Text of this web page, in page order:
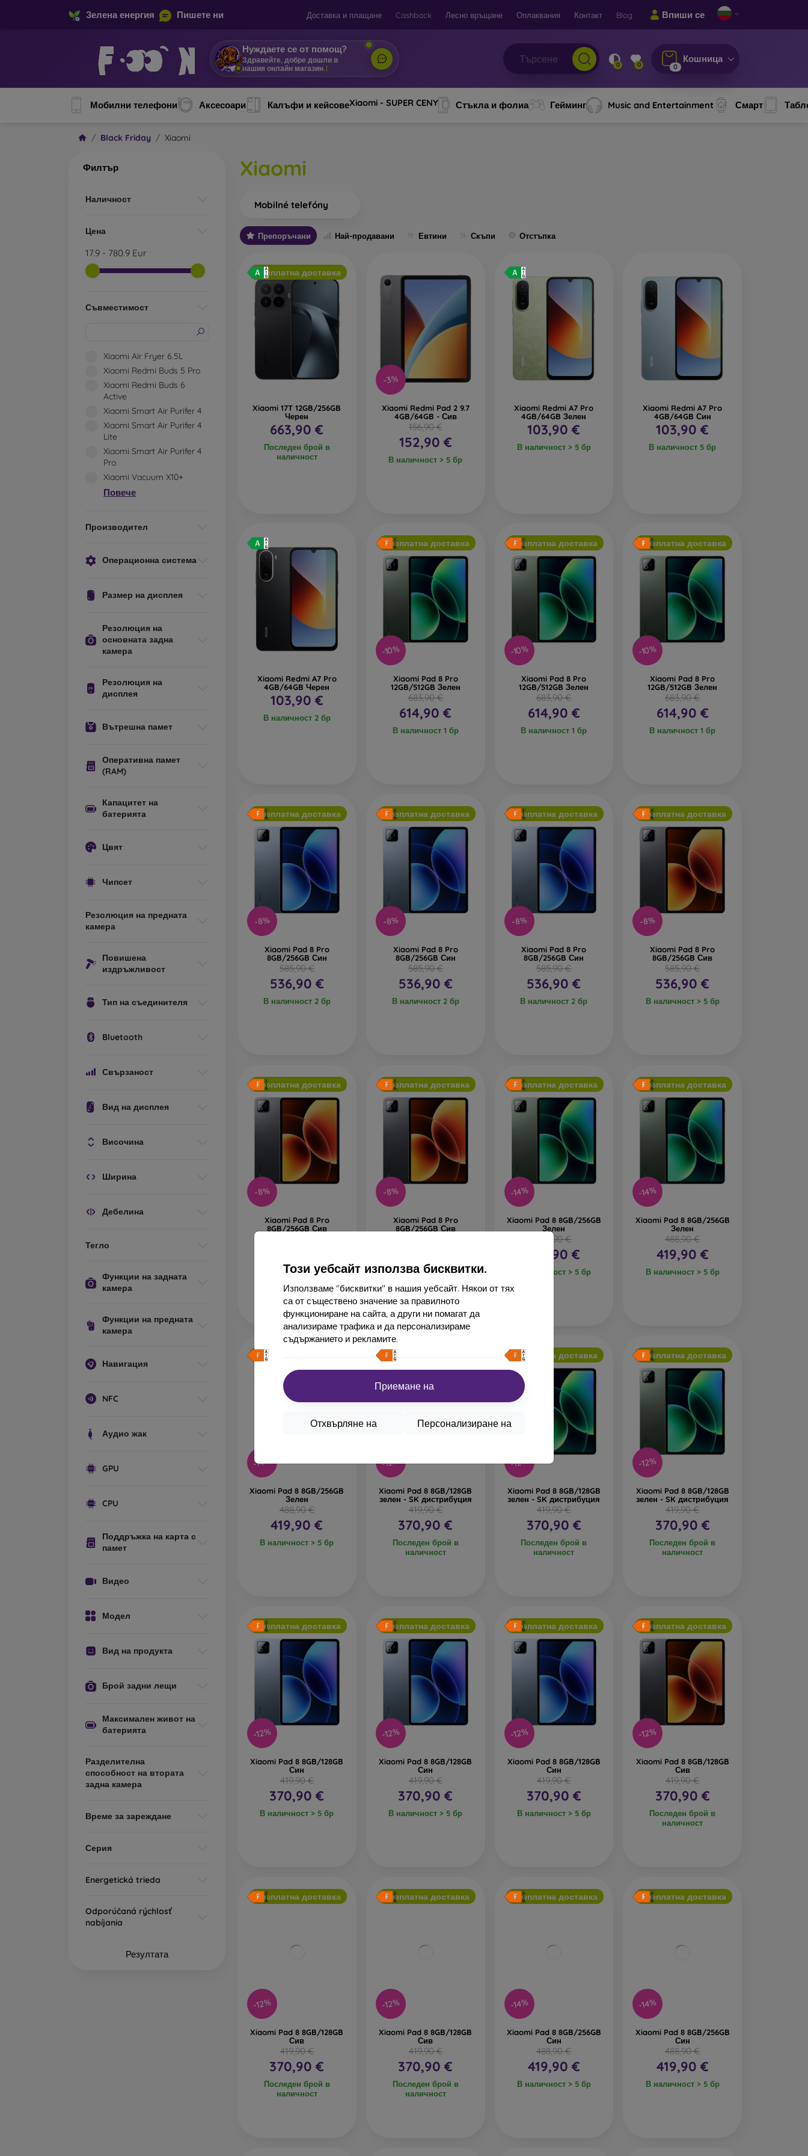
Този уебсайт използва бисквитки.
Използваме "бисквитки" в нашия уебсайт. Някои от тях
са от съществено значение за правилното
функциониране на сайта, а други ни помагат да
анализираме трафика и да персонализираме
съдържанието и рекламите.
Приемане на
Персонализиране на
Отхвърляне на
Зелена енергия Пишете ни Доставка и плащане Cashback Лесно връщане Оплаквания Контакт Blog Впиши се
Нуждаете се от помощ?
Здравейте, добре до| 0 0 0
Кошница
Мобилни телефони Аксесоари Калъфи и кейсовеXiaomi - SUPER CENY Стъкла и фолиа Гейминг Music and Entertainment Смарт
Black Friday Xiaomi
Филтър
Наличност
Цена
17.9 - 780.9 Eur
Съвместимост
Xiaomi Air Fryer 6.5L
Xiaomi Redmi Buds 5 Pro
Xiaomi Redmi Buds 6
Active
Xiaomi Smart Air Purifer 4
Xiaomi Smart Air Purifer 4
Lite
Xiaomi Smart Air Purifer 4
Pro
Xiaomi Vacuum X10+
Повече
Производител
Операционна система
Размер на дисплея
Резолюция на
основната задна
камера
Резолюция на
дисплея
Вътрешна памет
Оперативна памет
(RAM)
Капацитет на
батерията
Цвят
Чипсет
Резолюция на предната
камера
Повишена
издръжливост
Тип на съединителя
Bluetooth
Свързаност
Вид на дисплея
Височина
Ширина
Дебелина
Тегло
Функции на задната
камера
Функции на предната
камера
Навигация
NFC
Аудио жак
GPU
CPU
Поддръжка на карта с
памет
Видео
Модел
Вид на продукта
Брой задни лещи
Максимален живот на
батерията
Разделителна
способност на втората
задна камера
Време за зареждане
Серия
Energetická trieda
Odporúčaná rýchlosť
nabíjania
Резултата
Xiaomi
Mobilné telefóny
Препоръчани Най-продавани Евтини Скъпи Отстъпка
Безплатна доставка
Xiaomi 17T 12GB/256GB
Черен
663,90 €
Последен брой в
наличност
-3%
Xiaomi Redmi Pad 2 9.7
4GB/64GB - Сив
156,90 €
152,90 €
В наличност > 5 бр
Xiaomi Redmi A7 Pro
4GB/64GB Зелен
103,90 €
В наличност > 5 бр
Xiaomi Redmi A7 Pro
4GB/64GB Син
103,90 €
В наличност 5 бр
Xiaomi Redmi A7 Pro
4GB/64GB Черен
103,90 €
В наличност 2 бр
-10%
Безплатна доставка
Xiaomi Pad 8 Pro
12GB/512GB Зелен
683,90 €
614,90 €
В наличност 1 бр
-10%
Безплатна доставка
Xiaomi Pad 8 Pro
12GB/512GB Зелен
683,90 €
614,90 €
В наличност 1 бр
-10%
Безплатна доставка
Xiaomi Pad 8 Pro
12GB/512GB Зелен
683,90 €
614,90 €
В наличност 1 бр
-8%
Безплатна доставка
Xiaomi Pad 8 Pro
8GB/256GB Син
585,90 €
536,90 €
В наличност 2 бр
-8%
Безплатна доставка
Xiaomi Pad 8 Pro
8GB/256GB Син
585,90 €
536,90 €
В наличност 2 бр
-8%
Безплатна доставка
Xiaomi Pad 8 Pro
8GB/256GB Син
585,90 €
536,90 €
В наличност 2 бр
-8%
Безплатна доставка
Xiaomi Pad 8 Pro
8GB/256GB Сив
585,90 €
536,90 €
В наличност > 5 бр
-8%
Безплатна доставка
Xiaomi Pad 8 Pro
8GB/256GB Сив
В наличност > 5 бр
-8%
Безплатна доставка
Xiaomi Pad 8 Pro
8GB/256GB Сив
В наличност > 5 бр
-14%
Безплатна доставка
Xiaomi Pad 8 8GB/256GB
Зелен
488,90 €
419,90 €
В наличност > 5 бр
-14%
Безплатна доставка
Xiaomi Pad 8 8GB/256GB
Зелен
488,90 €
419,90 €
В наличност > 5 бр
-14%
Безплатна доставка
Xiaomi Pad 8 8GB/256GB
Зелен
488,90 €
419,90 €
В наличност > 5 бр
-12%
Безплатна доставка
Xiaomi Pad 8 8GB/128GB
зелен - SK дистрибуция
419,90 €
370,90 €
Последен брой в
наличност
-12%
Безплатна доставка
Xiaomi Pad 8 8GB/128GB
зелен - SK дистрибуция
419,90 €
370,90 €
Последен брой в
наличност
-12%
Безплатна доставка
Xiaomi Pad 8 8GB/128GB
зелен - SK дистрибуция
419,90 €
370,90 €
Последен брой в
наличност
-12%
Безплатна доставка
Xiaomi Pad 8 8GB/128GB
Син
419,90 €
370,90 €
В наличност > 5 бр
-12%
Безплатна доставка
Xiaomi Pad 8 8GB/128GB
Син
419,90 €
370,90 €
В наличност > 5 бр
-12%
Безплатна доставка
Xiaomi Pad 8 8GB/128GB
Син
419,90 €
370,90 €
В наличност > 5 бр
-12%
Безплатна доставка
Xiaomi Pad 8 8GB/128GB
Сив
419,90 €
370,90 €
Последен брой в
наличност
-12%
Безплатна доставка
Xiaomi Pad 8 8GB/128GB
Сив
419,90 €
370,90 €
Последен брой в
наличност
-12%
Безплатна доставка
Xiaomi Pad 8 8GB/128GB
Сив
419,90 €
370,90 €
Последен брой в
наличност
-14%
Безплатна доставка
Xiaomi Pad 8 8GB/256GB
Син
488,90 €
419,90 €
В наличност > 5 бр
-14%
Безплатна доставка
Xiaomi Pad 8 8GB/256GB
Син
488,90 €
419,90 €
В наличност > 5 бр